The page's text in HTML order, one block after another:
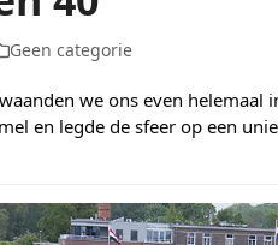
Geen categorie
we ons even helemaal
en legde de sfeer op een